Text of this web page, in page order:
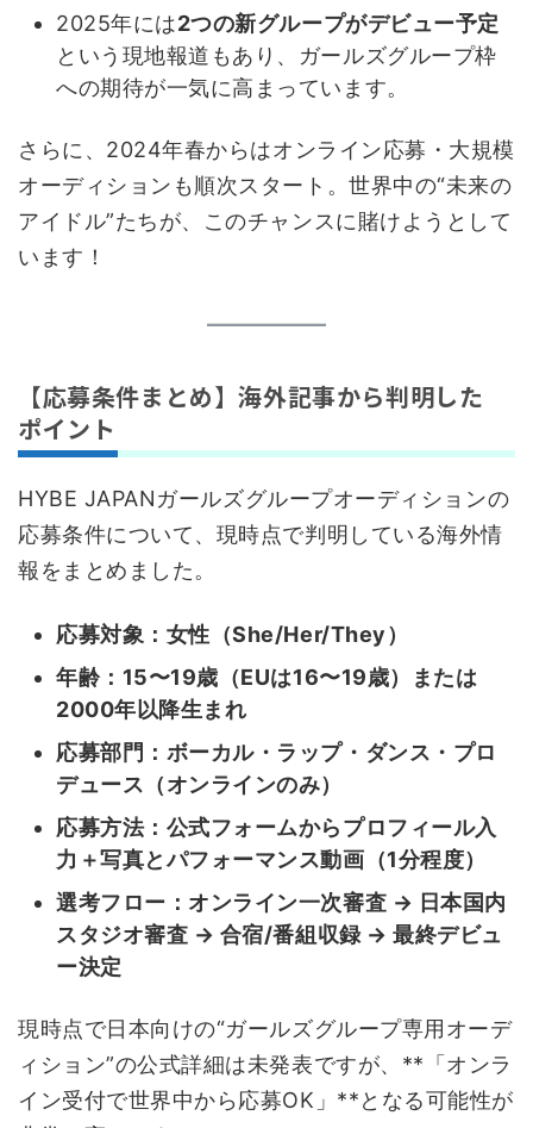
2025年には2つの新グループがデビュー予定
という現地報道もあり、ガールズグループ枠
への期待が一気に高まっています。
さらに、2024年春からはオンライン応募・大規模
オーディションも順次スタート。世界中の“未来の
アイドル”たちが、このチャンスに賭けようとして
います！
【応募条件まとめ】海外記事から判明した
ポイント
HYBE JAPANガールズグループオーディションの
応募条件について、現時点で判明している海外情
報をまとめました。
応募対象：女性（She/Her/They）
年齢：15〜19歳（EUは16〜19歳）または
2000年以降生まれ
応募部門：ボーカル・ラップ・ダンス・プロ
デュース（オンラインのみ）
応募方法：公式フォームからプロフィール入
力＋写真とパフォーマンス動画（1分程度）
選考フロー：オンライン一次審査 → 日本国内
スタジオ審査 → 合宿/番組収録 → 最終デビュ
ー決定
現時点で日本向けの“ガールズグループ専用オーデ
ィション”の公式詳細は未発表ですが、**「オンラ
イン受付で世界中から応募OK」**となる可能性が